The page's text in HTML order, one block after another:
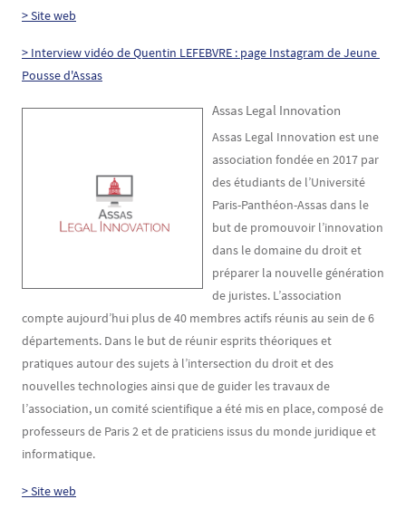
> Site web
> Interview vidéo de Quentin LEFEBVRE : page Instagram de Jeune
Pousse d'Assas
Assas Legal Innovation
Assas Legal Innovation est une
association fondée en 2017 par
des étudiants de l’Université
Paris-Panthéon-Assas dans le
but de promouvoir l’innovation
dans le domaine du droit et
préparer la nouvelle génération
de juristes. L’association
compte aujourd’hui plus de 40 membres actifs réunis au sein de 6
départements. Dans le but de réunir esprits théoriques et
pratiques autour des sujets à l’intersection du droit et des
nouvelles technologies ainsi que de guider les travaux de
l’association, un comité scientifique a été mis en place, composé de
professeurs de Paris 2 et de praticiens issus du monde juridique et
informatique.
> Site web